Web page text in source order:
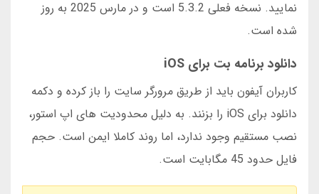
نمایید. نسخه فعلی 5.3.2 است و در مارس 2025 به روز
شده است.
دانلود برنامه بت برای iOS
کاربران آیفون باید از طریق مرورگر سایت را باز کرده و دکمه
دانلود برای iOS را بزنند. به دلیل محدودیت های اپ استور،
نصب مستقیم وجود ندارد، اما روند کاملا ایمن است. حجم
فایل حدود 45 مگابایت است.